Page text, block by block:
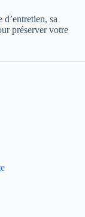
sa
préserver votre